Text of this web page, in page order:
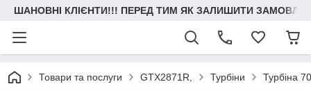
ШАНОВНІ КЛІЄНТИ!!! ПЕРЕД ТИМ ЯК ЗАЛИШИТИ
Товари та послуги GTX2871R, Турбіни Турбіна